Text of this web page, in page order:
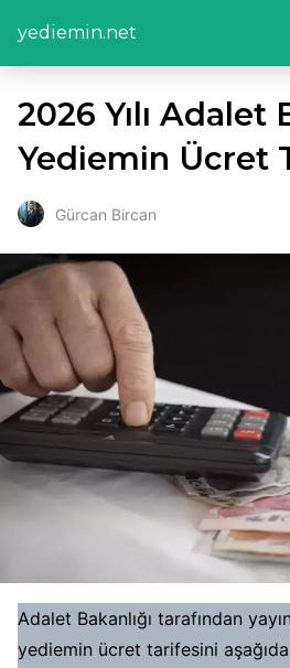
yediemin.net
2026 Yılı Adalet
Yediemin Ücret
Gürcan Bircan
Adalet Bakanlığı tarafından
yediemin ücret tarifesini